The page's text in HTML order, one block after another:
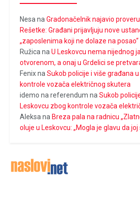
Nesa na Gradonačelnik najavio
Rešetke: Građani prijavljuju nove
„zaposlenima koji ne dolaze na posao“
Ružica na U Leskovcu nema nijednog
otvorenom, a onaj u Grdelici se
Fenixna Sukob policije i više građana
kontrole vozača električnog skutera
idemo na referendum na Sukob
Leskovcu zbog kontrole vozača
Aleksa na Breza pala na radnicu
oluje u Leskovcu: „Mogla je glavu da joj